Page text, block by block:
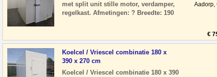
met split unit stille motor, verdamper,
regelkast. Afmetingen: ? Breedte: 190
Aadorp,
€
Koelcel / Vriescel combinatie 180 x
390 x 270 cm
Koelcel / Vriescel combinatie 180 x 390